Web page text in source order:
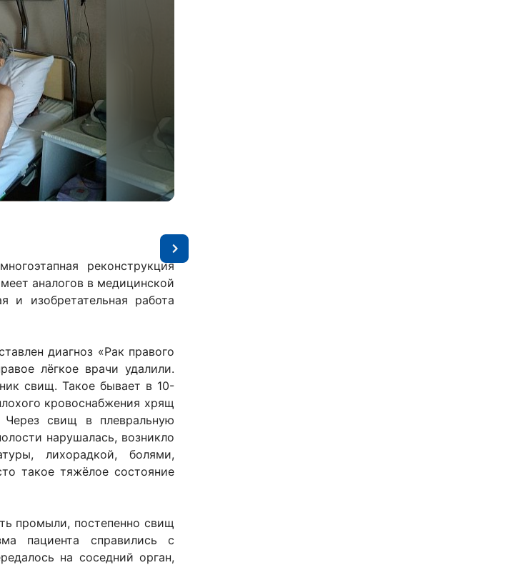
реконструкция
аналогов в медицинской
и изобретательная работа
диагноз «Рак правого
лёгкое врачи удалили.
свищ. Такое бывает в 10-
кровоснабжения хрящ
свищ в плевральную
нарушалась, возникло
лихорадкой, болями,
такое тяжёлое состояние
промыли, постепенно свищ
пациента справились с
на соседний орган,